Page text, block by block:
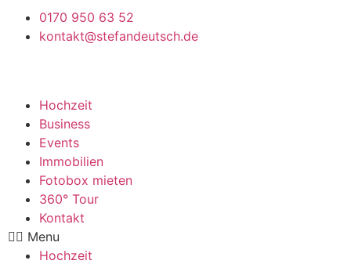
0170 950 63 52
kontakt@stefandeutsch.de
Hochzeit
Business
Events
Immobilien
Fotobox mieten
360° Tour
Kontakt
Menu
Hochzeit